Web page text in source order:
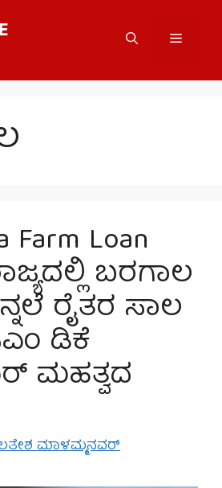
Menu
Farm Loan
ಬರಗಾಲ
ರೈತರ ಸಾಲ
ಡಿಕೆ
ಮಹತ್ವದ
ಮಾಳಮ್ಮನವರ್